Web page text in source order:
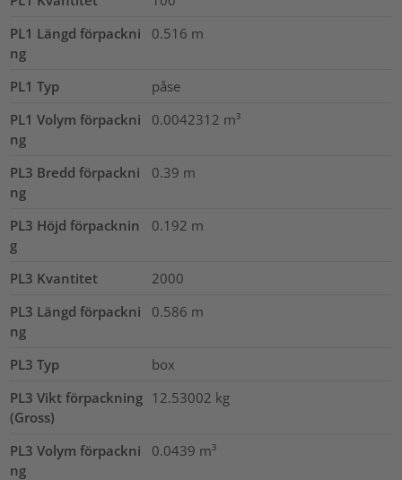
PL1 Längd förpackni
ng
0.516 m
PL1 Typ
påse
PL1 Volym förpackni
ng
0.0042312 m³
PL3 Bredd förpackni
ng
0.39 m
PL3 Höjd förpacknin
g
0.192 m
PL3 Kvantitet
2000
PL3 Längd förpackni
ng
0.586 m
PL3 Typ
box
PL3 Vikt förpackning
(Gross)
12.53002 kg
PL3 Volym förpackni
ng
0.0439 m³